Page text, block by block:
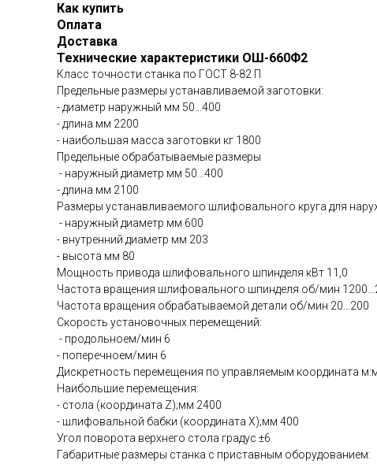
Как купить
Оплата
Доставка
Технические характеристики ОШ-660Ф2
Класс точности станка по ГОСТ 8-82 П
Предельные размеры устанавливаемой заготовки:
- диаметр наружный мм 50…400
- длина мм 2200
- наибольшая масса заготовки кг 1800
Предельные обрабатываемые размеры
- наружный диаметр мм 50…400
- длина мм 2100
Размеры устанавливаемого шлифовального круга для
- наружный диаметр мм 600
- внутренний диаметр мм 203
- высота мм 80
Мощность привода шлифовального шпинделя кВт 11,0
Частота вращения шлифовального шпинделя об/мин
Частота вращения обрабатываемой детали об/мин 20…200
Скорость установочных перемещений:
- продольноем/мин 6
- поперечноем/мин 6
Дискретность перемещения по управляемым координата
Наибольшие перемещения:
- стола (координата Z);мм 2400
- шлифовальной бабки (координата Х);мм 400
Угол поворота верхнего стола градус ±6
Габаритные размеры станка с приставным оборудованием: